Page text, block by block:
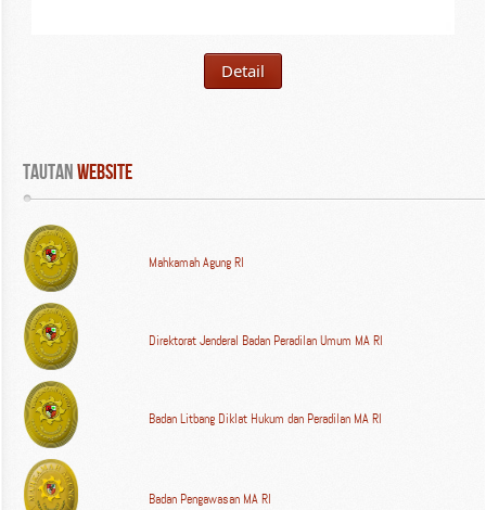
Detail
Tautan WEBSITE
Mahkamah Agung RI
Direktorat Jenderal Badan Peradilan Umum MA RI
Badan Litbang Diklat Hukum dan Peradilan MA RI
Badan Pengawasan MA RI